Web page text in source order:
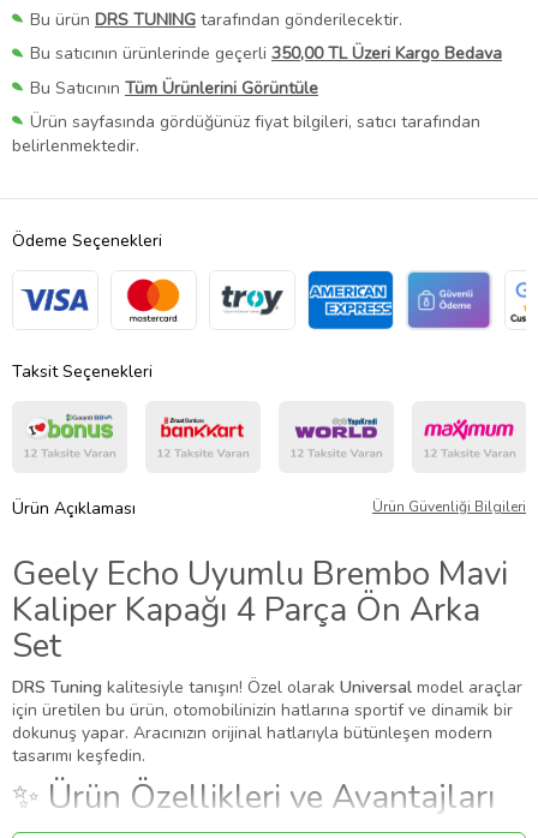
Bu ürün DRS TUNING tarafından gönderilecektir.
Bu satıcının ürünlerinde geçerli 350,00 TL Üzeri Kargo Bedava
Bu Satıcının Tüm Ürünlerini Görüntüle
Ürün sayfasında gördüğünüz fiyat bilgileri, satıcı tarafından
belirlenmektedir.
Ödeme Seçenekleri
Taksit Seçenekleri
Ürün Açıklaması Ürün Güvenliği Bilgileri
Geely Echo Uyumlu Brembo Mavi
Kaliper Kapağı 4 Parça Ön Arka
Set
DRS Tuning kalitesiyle tanışın! Özel olarak Universal model araçlar
için üretilen bu ürün, otomobilinizin hatlarına sportif ve dinamik bir
dokunuş yapar. Aracınızın orijinal hatlarıyla bütünleşen modern
tasarımı keşfedin.
✨ Ürün Özellikleri ve Avantajları